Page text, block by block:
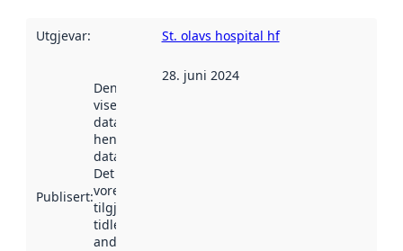
Utgjevar: St. olavs hospital hf
Publisert:
Denne datoen
viser når
datasettet vart
henta inn av
data.norge.no.
Det kan ha
vore
tilgjengeleg
tidlegare
andre stader.
28. juni 2024